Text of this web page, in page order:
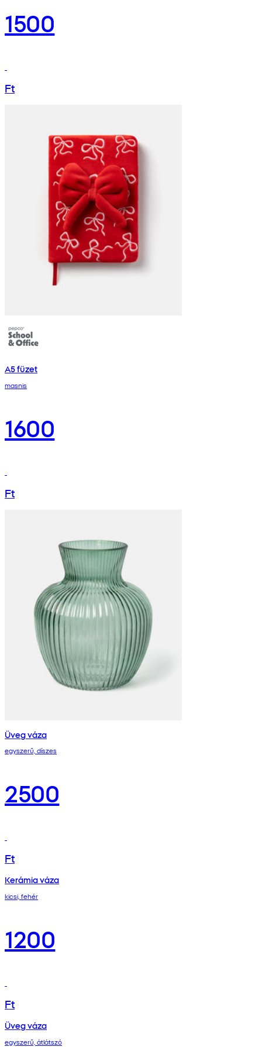
1500
Ft
A5 füzet
masnis
1600
Ft
Üveg váza
egyszerű, díszes
2500
Ft
Kerámia váza
kicsi, fehér
1200
Ft
Üveg váza
egyszerű, átlátszó